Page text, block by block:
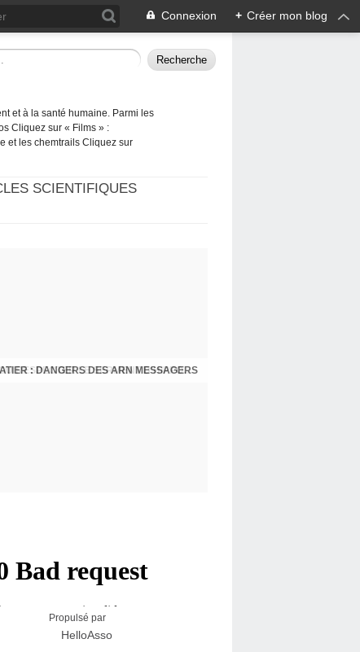
Connexion + Créer mon blog
et à la santé humaine. Parmi les
Cliquez sur « Films » :
et les chemtrails Cliquez sur
SCIENTIFIQUES
: DANGERS DES ARN MESSAGERS
USA - DR KORY : LA LICENCE DE SOIGNER OU RESPECTER LE SERMENT D'HIPPOCRATE CONTRE VENTS ET MARÉES
Propulsé par
HelloAsso